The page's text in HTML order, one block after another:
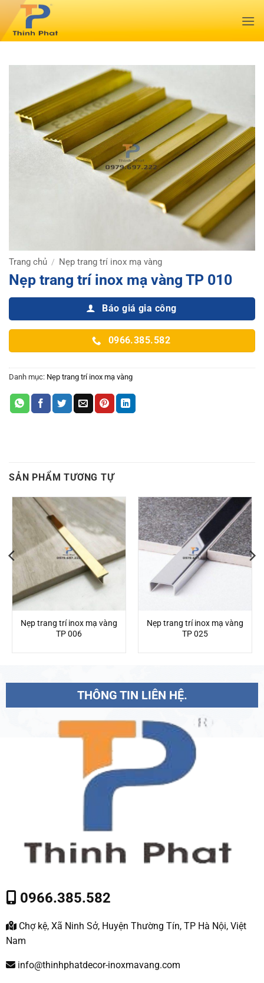
qua
nội
Trang chủ / Nẹp trang trí inox mạ vàng
Nẹp trang trí inox mạ vàng TP 010
Báo giá gia công
0966.385.582
Danh mục: Nẹp trang trí inox mạ vàng
SẢN PHẨM TƯƠNG TỰ
Nẹp trang trí inox mạ vàng
TP 006
Nẹp trang trí inox mạ vàng
TP 025
THÔNG TIN LIÊN HỆ.
0966.385.582
Chợ kệ, Xã Ninh Sở, Huyện Thường Tín, TP Hà Nội, Việt
Nam
info@thinhphatdecor-inoxmavang.com